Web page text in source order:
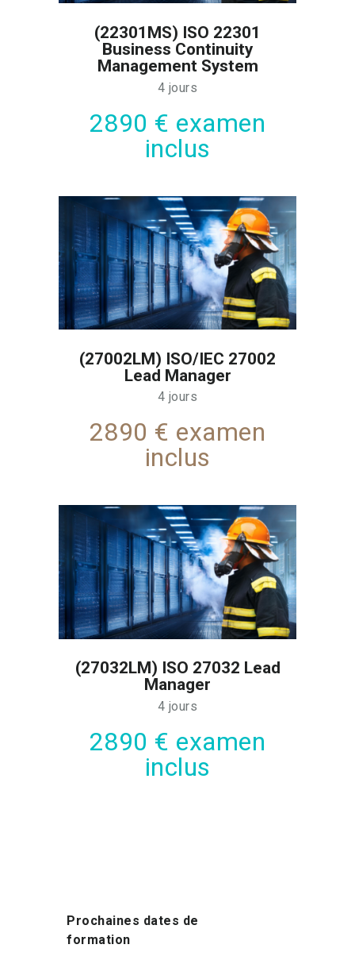
(22301MS) ISO 22301
Business Continuity
Management System
4 jours
2890 € examen
inclus
(27002LM) ISO/IEC 27002
Lead Manager
4 jours
2890 € examen
inclus
(27032LM) ISO 27032 Lead
Manager
4 jours
2890 € examen
inclus
Prochaines dates de
formation